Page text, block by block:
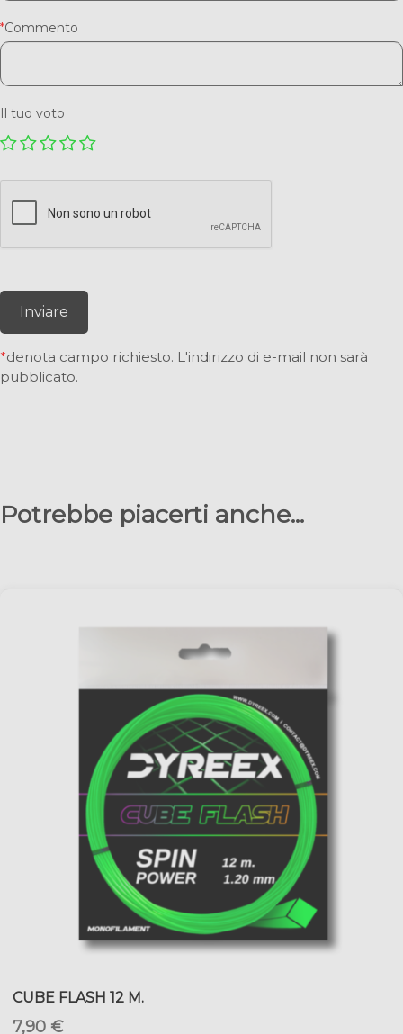
*Commento
Il tuo voto
Inviare
*denota campo richiesto. L'indirizzo di e-mail non sarà
pubblicato.
Potrebbe piacerti anche...
CUBE FLASH 12 M.
7,90 €